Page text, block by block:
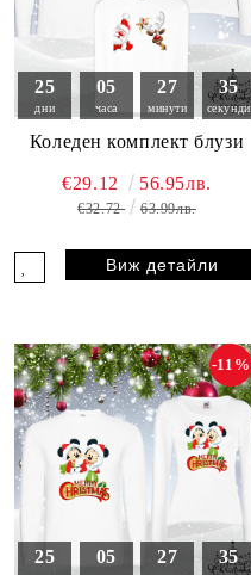
25
дни
05
часа
27
минути
33
секунди
Коледен комплект блузи
€29.12 56.95лв.
€32.72 63.99лв.
Виж детайли
25 05 27 33
-11%